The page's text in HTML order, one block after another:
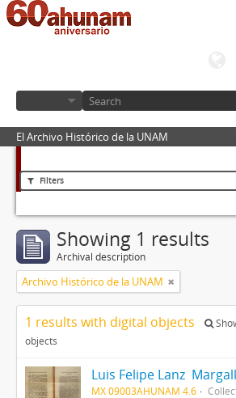
El Archivo Histórico de la UNAM
Filters
Showing 1 results
Archival description
Archivo Histórico de la UNAM
1 results with digital objects
objects
Luis Felipe Lanz
MX 09003AHUNAM 4.6